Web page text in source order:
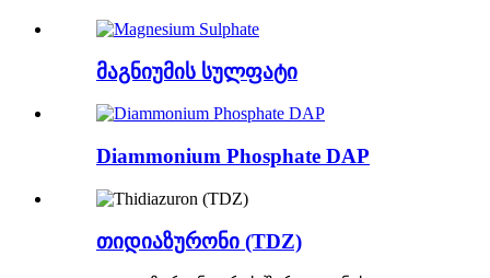
მაგნიუმის სულფატი
Diammonium Phosphate DAP
თიდიაზურონი (TDZ)